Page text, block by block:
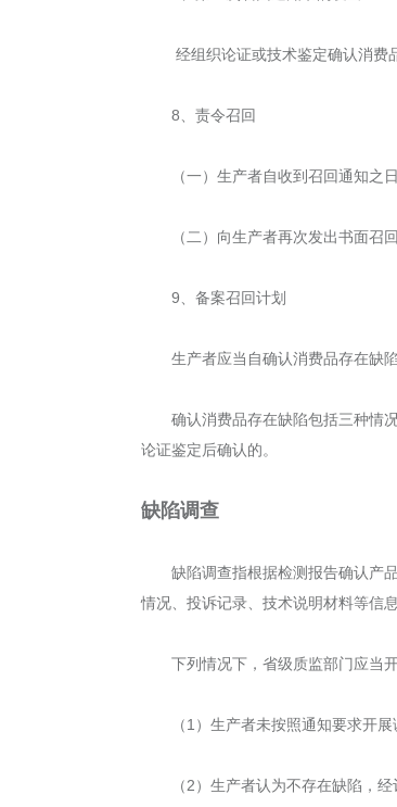
经组织论证或技术鉴定确认消费
8、责令召回
（一）生产者自收到召回通知
（二）向生产者再次发出书面召
9、备案召回计划
生产者应当自确认消费品存在缺
确认消费品存在缺陷包括三种情
论证鉴定后确认的。
缺陷调查
缺陷调查指根据检测报告确认产
情况、投诉记录、技术说明材料等信息
下列情况下，省级质监部门应当
（1）生产者未按照通知要求开
（2）生产者认为不存在缺陷，